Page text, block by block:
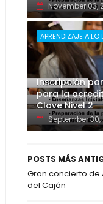
November 03,
APRENDIZAJE A LO
Inscripción
para la
Clave Nivel 2
September 30,
POSTS MÁS
Gran concierto de
del Cajón